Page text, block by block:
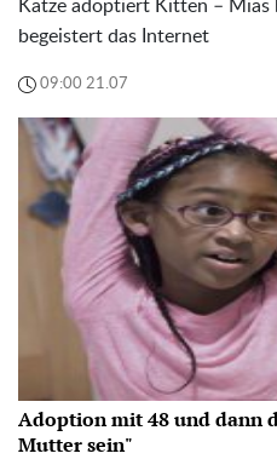
Katze adoptiert Kitten – Mias
begeistert das Internet
09:00 21.07
Adoption mit 48 und dann
Mutter sein"